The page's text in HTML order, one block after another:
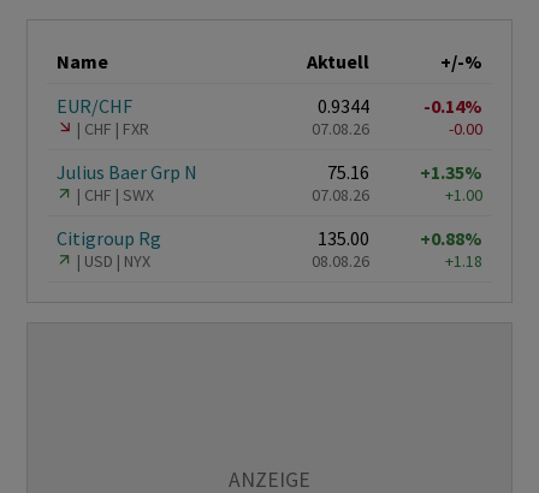
Name Aktuell
+/-%
EUR/CHF
CHF FXR
0.9344
07.08.26
-0.14%
-0.00
Julius Baer Grp N
CHF SWX
75.16
07.08.26
+1.35%
+1.00
Citigroup Rg
USD NYX
135.00
08.08.26
+0.88%
+1.18